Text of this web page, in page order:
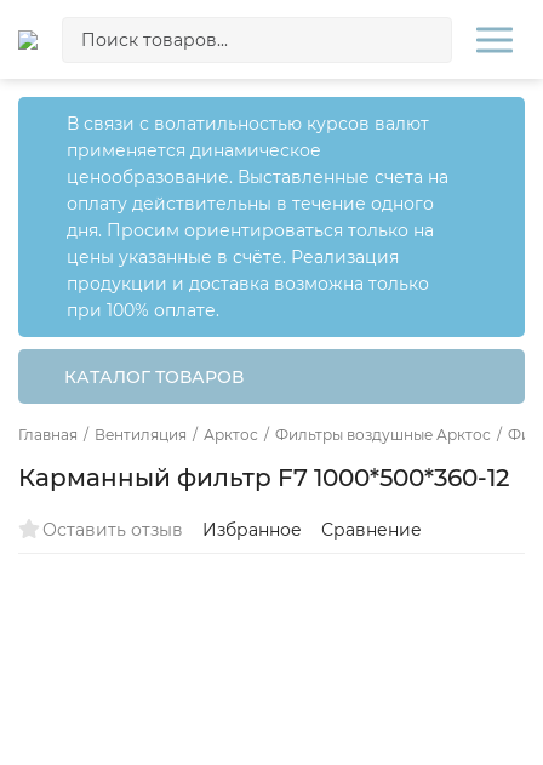
В связи с волатильностью курсов валют
применяется динамическое
ценообразование. Выставленные счета на
оплату действительны в течение одного
дня. Просим ориентироваться только на
цены указанные в счёте. Реализация
продукции и доставка возможна только
при 100% оплате.
КАТАЛОГ ТОВАРОВ
Главная / Вентиляция / Арктос / Фильтры воздушные Арктос /
Карманный фильтр F7 1000*500*360-12
Оставить отзыв Избранное Сравнение